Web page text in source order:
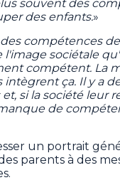
souvent des
des enfants.»
compétences
sociétale
compétent. La
ça. Il y a
si la société leur
de
un portrait
parents à des